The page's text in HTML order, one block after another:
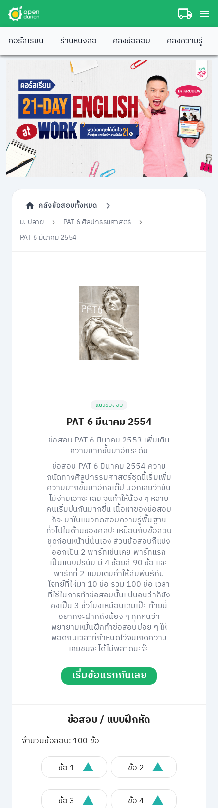
คอร์สเรียน ร้านหนังสือ คลังข้อสอบ คลังความรู้
คลังข้อสอบทั้งหมด
ม. ปลาย
PAT 6 ศิลปกรรมศาสตร์
PAT 6 มีนาคม 2554
แนวข้อสอบ
PAT 6 มีนาคม 2554
ข้อสอบ PAT 6 มีนาคม 2553 เพิ่มเติม
ความยากขึ้นมาอีกระดับ
ข้อสอบ PAT 6 มีนาคม 2554 ความ
ถนัดทางศิลปกรรมศาสตร์ชุดนี้เริ่มเพิ่ม
ความยากขึ้นมาอีกสเต๊ป บอกเลยว่ามัน
ไม่ง่ายเอาซะเลย จนทำให้น้อง ๆ หลาย
คนเริ่มบ่นกันมากขึ้น เนื้อหาของข้อสอบ
ก็จะมาในแนวทดสอบความรู้พื้นฐาน
ทั่วไปในด้านของศิลปะเหมิือนกับข้อสอบ
ชุดก่อนหน้านี้นั่นเอง ส่วนข้อสอบก็แบ่ง
ออกเป็น 2 พาร์ทเช่นเคย พาร์ทแรก
เป็นแบบปรนัย มี 4 ช้อยส์ 90 ข้อ และ
พาร์ทที่ 2 แบบเติมคำให้สัมพันธ์กับ
โจทย์ที่ให้มา 10 ข้อ รวม 100 ข้อ เวลา
ที่ใช้ในการทำข้อสอบนั้นแน่นอนว่าก็ยัง
คงเป็น 3 ชั่วโมงเหมือนเดิมเป๊ะ ท้ายนี้
อยากจะฝากถึงน้อง ๆ ทุกคนว่า
พยายามหมั่นฝึกทำข้อสอบบ่อย ๆ ให้
พอดีกับเวลาที่กำหนดไว้จนเกิดความ
เคยชินจะได้ไม่พลาดนะจ๊ะ
เริ่มข้อแรกกันเลย
ข้อสอบ / แบบฝึกหัด
จำนวนข้อสอบ: 100 ข้อ
ข้อ 1 ข้อ 2
ข้อ 3 ข้อ 4